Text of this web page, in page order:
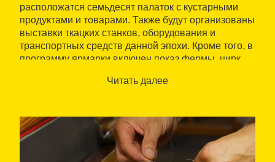
расположатся семьдесят палаток с кустарными
продуктами и товарами. Также будут организованы
выставки ткацких станков, оборудования и
транспортных средств данной эпохи. Кроме того, в
программу ярмарки включен показ фермы, цирк,
Читать далее